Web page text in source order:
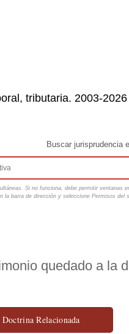
tributaria. 2003-
Buscar jurisprudencia
Si no funciona, debe permitir ventanas
la barra de dirección y seleccione Permisos del
quedado a la
Relacionada